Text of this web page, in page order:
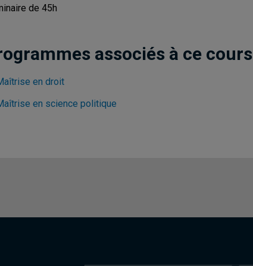
de 45h
associés à ce cours
en droit
en science politique